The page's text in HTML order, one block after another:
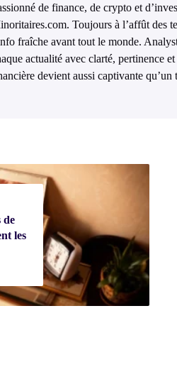
de finance, de crypto et
Toujours à l’affût des
fraîche avant tout le monde.
actualité avec clarté, pertinence
devient aussi captivante qu’un
de
les